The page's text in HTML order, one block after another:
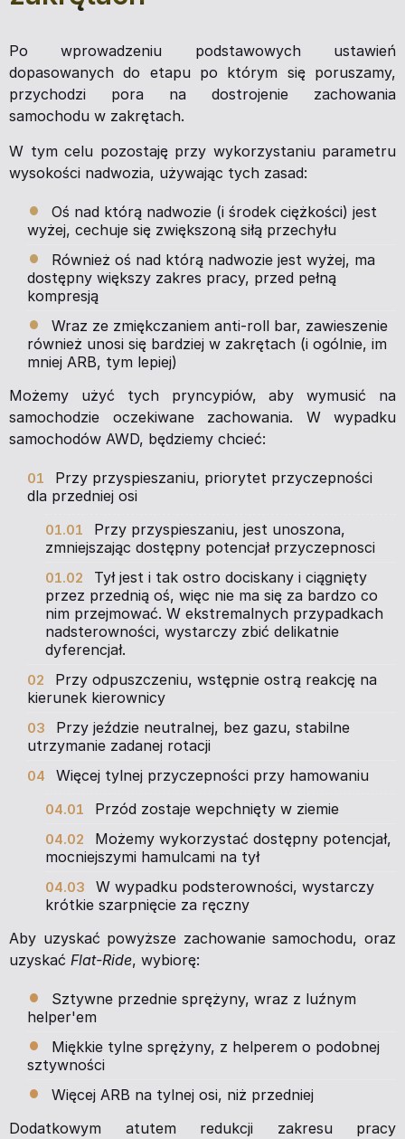
Po wprowadzeniu podstawowych ustawień
dopasowanych do etapu po którym się poruszamy,
przychodzi pora na dostrojenie zachowania
samochodu w zakrętach.
W tym celu pozostaję przy wykorzystaniu parametru
wysokości nadwozia, używając tych zasad:
Oś nad którą nadwozie (i środek ciężkości) jest
wyżej, cechuje się zwiększoną siłą przechyłu
Również oś nad którą nadwozie jest wyżej, ma
dostępny większy zakres pracy, przed pełną
kompresją
Wraz ze zmiękczaniem anti-roll bar, zawieszenie
również unosi się bardziej w zakrętach (i ogólnie, im
mniej ARB, tym lepiej)
Możemy użyć tych pryncypiów, aby wymusić na
samochodzie oczekiwane zachowania. W wypadku
samochodów AWD, będziemy chcieć:
Przy przyspieszaniu, priorytet przyczepności
dla przedniej osi
Przy przyspieszaniu, jest unoszona,
zmniejszając dostępny potencjał przyczepnosci
Tył jest i tak ostro dociskany i ciągnięty
przez przednią oś, więc nie ma się za bardzo co
nim przejmować. W ekstremalnych przypadkach
nadsterowności, wystarczy zbić delikatnie
dyferencjał.
Przy odpuszczeniu, wstępnie ostrą reakcję na
kierunek kierownicy
Przy jeździe neutralnej, bez gazu, stabilne
utrzymanie zadanej rotacji
Więcej tylnej przyczepności przy hamowaniu
Przód zostaje wepchnięty w ziemie
Możemy wykorzystać dostępny potencjał,
mocniejszymi hamulcami na tył
W wypadku podsterowności, wystarczy
krótkie szarpnięcie za ręczny
Aby uzyskać powyższe zachowanie samochodu, oraz
uzyskać Flat-Ride, wybiorę:
Sztywne przednie sprężyny, wraz z luźnym
helper'em
Miękkie tylne sprężyny, z helperem o podobnej
sztywności
Więcej ARB na tylnej osi, niż przedniej
Dodatkowym atutem redukcji zakresu pracy